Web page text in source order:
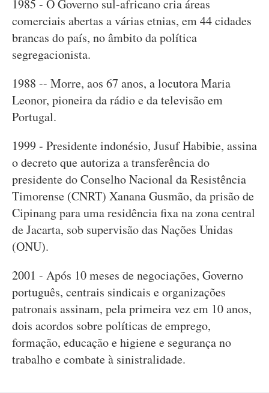
1985 - O Governo sul-africano cria áreas
comerciais abertas a várias etnias, em 44 cidades
brancas do país, no âmbito da política
segregacionista.
1988 -- Morre, aos 67 anos, a locutora Maria
Leonor, pioneira da rádio e da televisão em
Portugal.
1999 - Presidente indonésio, Jusuf Habibie, assina
o decreto que autoriza a transferência do
presidente do Conselho Nacional da Resistência
Timorense (CNRT) Xanana Gusmão, da prisão de
Cipinang para uma residência fixa na zona central
de Jacarta, sob supervisão das Nações Unidas
(ONU).
2001 - Após 10 meses de negociações, Governo
português, centrais sindicais e organizações
patronais assinam, pela primeira vez em 10 anos,
dois acordos sobre políticas de emprego,
formação, educação e higiene e segurança no
trabalho e combate à sinistralidade.